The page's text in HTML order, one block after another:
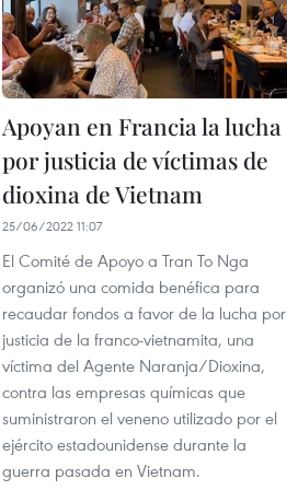
Apoyan en Francia la lucha
por justicia de víctimas de
dioxina de Vietnam
25/06/2022 11:07
El Comité de Apoyo a Tran To Nga
organizó una comida benéfica para
recaudar fondos a favor de la lucha por
justicia de la franco-vietnamita, una
víctima del Agente Naranja/Dioxina,
contra las empresas químicas que
suministraron el veneno utilizado por el
ejército estadounidense durante la
guerra pasada en Vietnam.